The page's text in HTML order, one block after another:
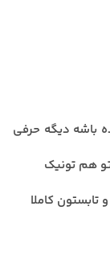
باشه دیگه حرفی
هم تونیک
کاملا